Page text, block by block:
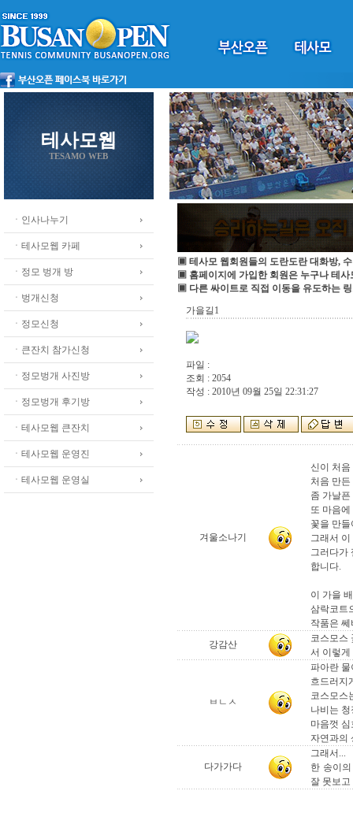
테사모웹
TESAMO WEB
ㆍ인사나누기
ㆍ테사모웹 카페
ㆍ정모 벙개 방
ㆍ벙개신청
ㆍ정모신청
ㆍ큰잔치 참가신청
ㆍ정모벙개 사진방
ㆍ정모벙개 후기방
ㆍ테사모웹 큰잔치
ㆍ테사모웹 운영진
ㆍ테사모웹 운영실
▣ 테사모 웹회원들의 도란도란 대화방,
▣ 홈페이지에 가입한 회원은 누구나 테사
▣ 다른 싸이트로 직접 이동을 유도하는
가을길1
파일 :
조회 : 2054
작성 : 2010년 09월 25일 22:31:27
겨울소나기
신이 처
처음 만
좀 가날
또 마음
꽃을 만
그래서
그러다가
합니다.
이 가을
삼락코트
작품은
강감산
코스모스
서 이렇게
ㅂㄴㅅ
파아란 물
흐드러지
코스모스
나비는
마음껏
자연과의
다가가다
그래서...
한 송이
잘 못보